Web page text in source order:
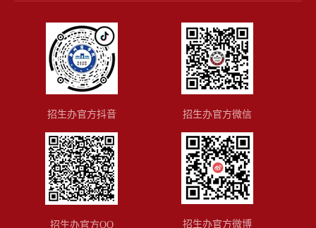
招生办官方抖音 招生办官方微信
招生办官方QQ 招生办官方微博